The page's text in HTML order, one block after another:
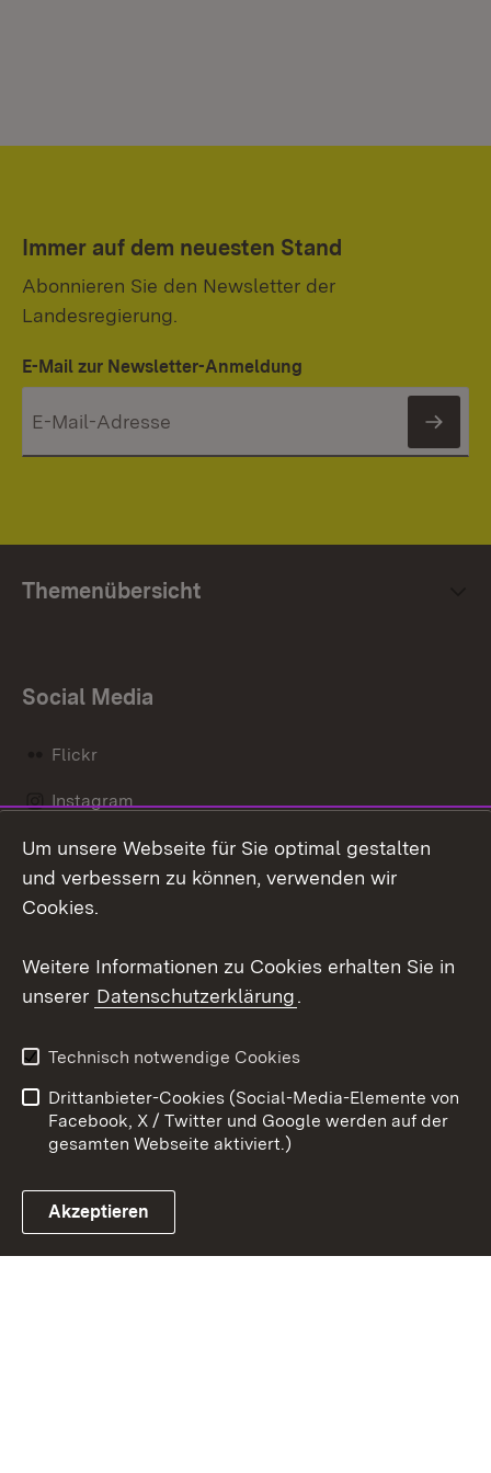
Immer auf dem neuesten Stand
Abonnieren Sie den Newsletter der
Landesregierung.
E-Mail zur Newsletter-Anmeldung
Themenübersicht
Social Media
Flickr
Instagram
Social Wall
Link zum Landesportal
Barrierefreiheit
Benutzungshinweise
Impressum
Cookies
Um unsere Webseite für Sie optimal gestalten
und verbessern zu können, verwenden wir
Cookies.
Weitere Informationen zu Cookies erhalten Sie in
unserer Datenschutzerklärung.
Technisch notwendige Cookies
Drittanbieter-Cookies (Social-Media-Elemente von
Facebook, X / Twitter und Google werden auf der
gesamten Webseite aktiviert.)
Akzeptieren